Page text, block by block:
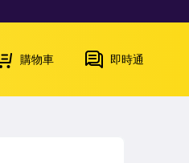
購物車 即時通